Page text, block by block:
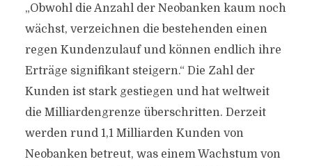
„Obwohl die Anzahl der Neobanken kaum noch
wächst, verzeichnen die bestehenden einen
regen Kundenzulauf und können endlich ihre
Erträge signifikant steigern.“ Die Zahl der
Kunden ist stark gestiegen und hat weltweit
die Milliardengrenze überschritten. Derzeit
werden rund 1,1 Milliarden Kunden von
Neobanken betreut, was einem Wachstum von